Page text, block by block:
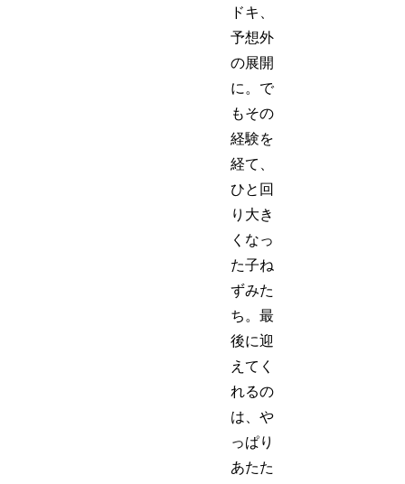
ドキ、
予想外
の展開
に。で
もその
経験を
経て、
ひと回
り大き
くなっ
た子ね
ずみた
ち。最
後に迎
えてく
れるの
は、や
っぱり
あたた